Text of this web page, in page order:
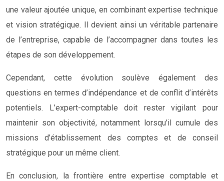
une valeur ajoutée unique, en combinant expertise technique
et vision stratégique. Il devient ainsi un véritable partenaire
de l’entreprise, capable de l’accompagner dans toutes les
étapes de son développement.
Cependant, cette évolution soulève également des
questions en termes d’indépendance et de conflit d’intérêts
potentiels. L’expert-comptable doit rester vigilant pour
maintenir son objectivité, notamment lorsqu’il cumule des
missions d’établissement des comptes et de conseil
stratégique pour un même client.
En conclusion, la frontière entre expertise comptable et